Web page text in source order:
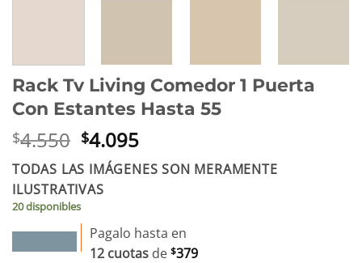
Rack Tv Living Comedor 1 Puerta
Con Estantes Hasta 55
$4.550 El
precio
original
era:
$4.550.
$4.095El
precio
actual
TODAS LAS IMÁGENES SON MERAMENTE
ILUSTRATIVAS
20 disponibles
Pagalo hasta en
12 cuotas de $379